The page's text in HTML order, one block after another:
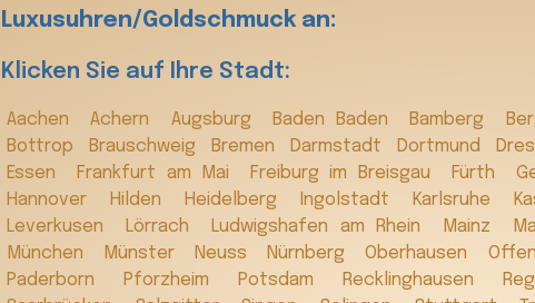
Luxusuhren/Goldschmuck an:
Klicken Sie auf Ihre Stadt:
Aachen Achern Augsburg Baden Baden Bamberg
Bottrop
Brauschweig Bremen Darmstadt Dortmund
Essen
Frankfurt am Mai Freiburg im Breisgau Fürth
Hannover
Hilden Heidelberg Ingolstadt Karlsruhe
Leverkusen
Lörrach Ludwigshafen am Rhein Mainz
München
Münster Neuss Nürnberg Oberhausen
Paderborn
Pforzheim Potsdam Recklinghausen